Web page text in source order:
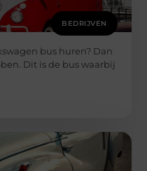
BEDRIJVEN
bus huren? Dan
Dit is de bus waarbij